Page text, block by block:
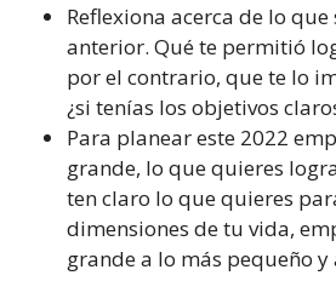
Reflexiona acerca de lo que
anterior. Qué te permitió
por el contrario, que te lo
¿si tenías los objetivos
Para planear este 2022
grande, lo que quieres
ten claro lo que quieres
dimensiones de tu vida,
grande a lo más pequeño